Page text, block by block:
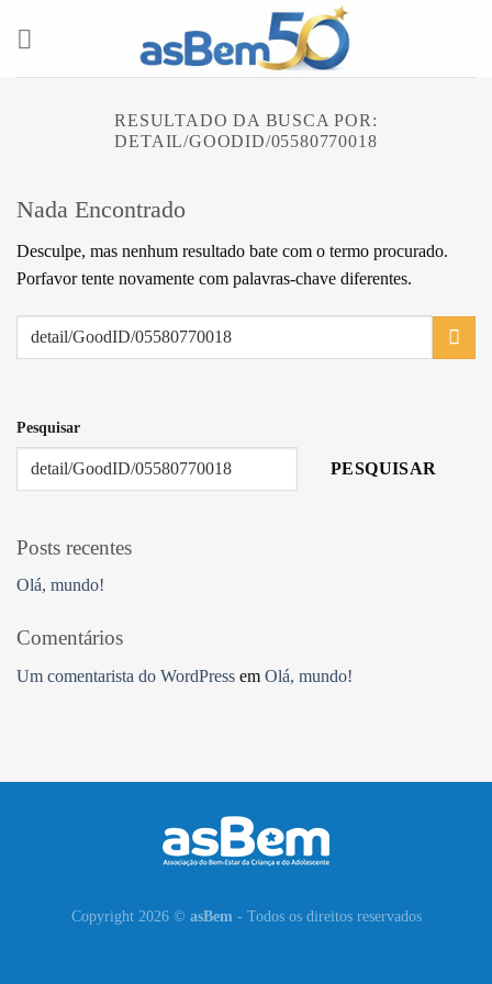
RESULTADO DA BUSCA POR:
DETAIL/GOODID/05580770018
Nada Encontrado
Desculpe, mas nenhum resultado bate com o termo procurado.
Porfavor tente novamente com palavras-chave diferentes.
Pesquisar
PESQUISAR
Posts recentes
Olá, mundo!
Comentários
Um comentarista do WordPress em Olá, mundo!
Copyright 2026 © asBem - Todos os direitos reservados